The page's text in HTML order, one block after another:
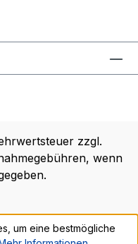
zzgl.
wenn
um eine bestmögliche